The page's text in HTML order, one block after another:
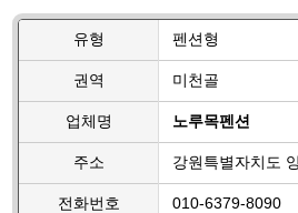
유형 펜션형
권역 미천골
업체명 노루목펜션
주소 강원특별자치도
전화번호 010-6379-8090